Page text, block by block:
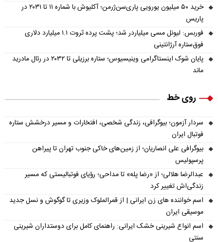
خرید ۵۰ میلیون یورویی پاری‌سن‌ژرمن؛ آکلیوش با شماره ۱۱ تا ۲۰۳۱ در
پاریس
فوربس: لیونل مسی میلیاردر شد؛ پشت پرده ثروت ۱.۱ میلیارد دلاری
فوق‌ستاره آرژانتینی
پایان شوک اینستاگرامی وینیسیوس؛ ستاره برزیلی تا ۲۰۳۲ در رئال مادرید
ماند
روی خط
سردار آزمون؛ بیوگرافی، زندگی شخصی، افتخارات و مسیر درخشش ستاره
فوتبال ایران
بیوگرافی علی انصاریان؛ از زمین‌های خاکی جنوب تهران تا پیراهن
پرسپولیس
عبدالرضا هلالی؛ از «رضا پله» تا مداحی؛ رؤیای فوتبالیستی که مسیر
زندگی‌اش تغییر کرد
اسم خواننده های زن ایرانی | از قمرالملوک وزیری تا گوگوش و نسل جدید
موسیقی ایران
اسم انواع شیرینی خشک ایرانی: راهنمای کامل برای دوستداران شیرینی
سنتی